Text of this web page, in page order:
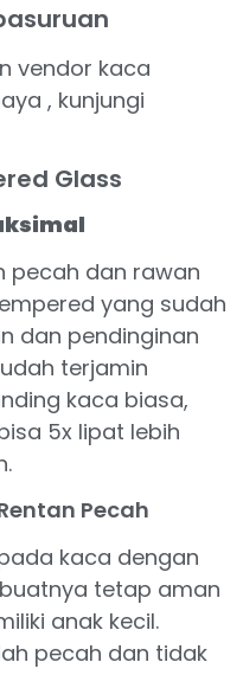
vendor kaca
, kunjungi
Glass
pecah dan rawan
yang sudah
dan pendinginan
terjamin
kaca biasa,
5x lipat lebih
Pecah
kaca dengan
tetap aman
anak kecil.
pecah dan tidak